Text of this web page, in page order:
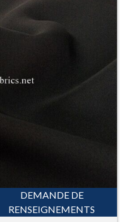
DEMANDE DE
RENSEIGNEMENTS